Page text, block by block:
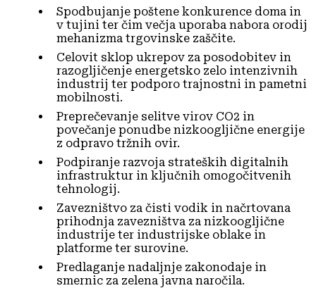
Spodbujanje poštene konkurence doma in
v tujini ter čim večja uporaba nabora orodij
mehanizma trgovinske zaščite.
Celovit sklop ukrepov za posodobitev in
razogljičenje energetsko zelo intenzivnih
industrij ter podporo trajnostni in pametni
mobilnosti.
Preprečevanje selitve virov CO2 in
povečanje ponudbe nizkoogljične energije
z odpravo tržnih ovir.
Podpiranje razvoja strateških digitalnih
infrastruktur in ključnih omogočitvenih
tehnologij.
Zavezništvo za čisti vodik in načrtovana
prihodnja zavezništva za nizkoogljične
industrije ter industrijske oblake in
platforme ter surovine.
Predlaganje nadaljnje zakonodaje in
smernic za zelena javna naročila.